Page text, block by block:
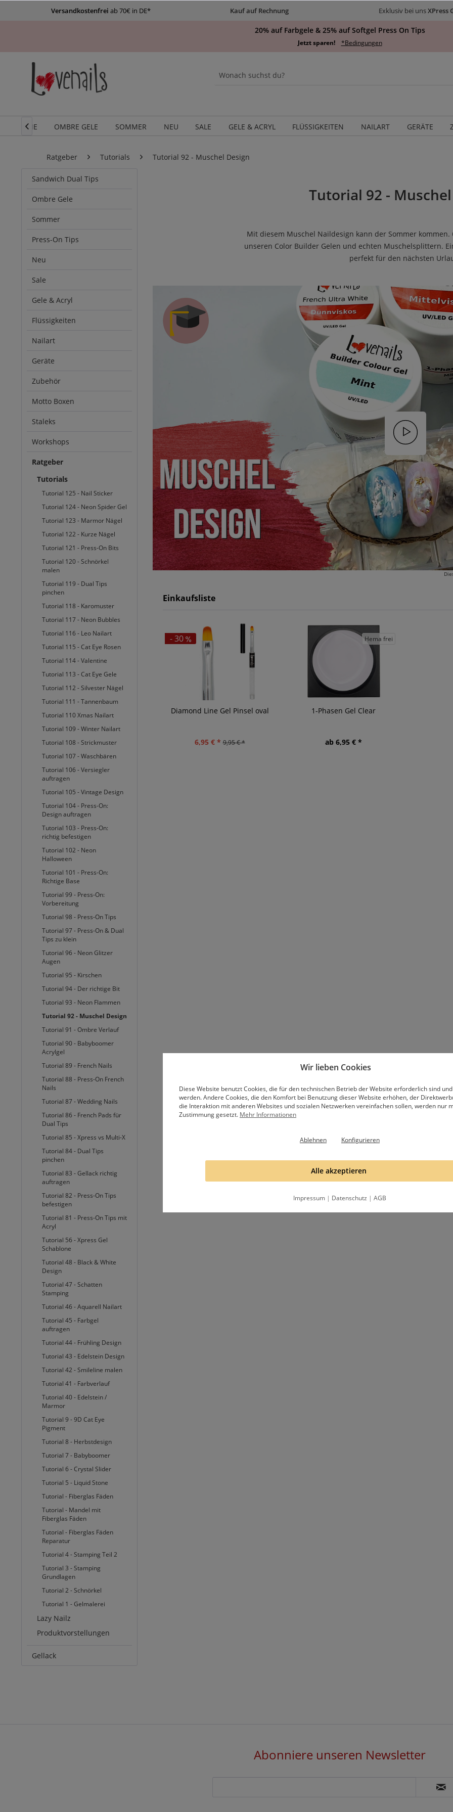
Versandkostenfrei ab 70€ in DE* Kauf auf Rechnung Exklusiv bei unsXPress
20% auf Farbgele & 25% auf Softgel Press On Tips
Jetzt sparen! *Bedingungen
HOME OMBRE GELE SOMMER NEU SALE GELE & ACRYL FLÜSSIGKEITEN NAILART GERÄTE

Ratgeber Tutorials Tutorial 92 - Muschel Design
Sandwich Dual Tips
Ombre Gele
Sommer
Press-On Tips
Neu
Sale
Gele & Acryl
Flüssigkeiten
Nailart
Geräte
Zubehör
Motto Boxen
Staleks
Workshops
Ratgeber
Tutorials
Tutorial 125 - Nail Sticker
Tutorial 124 - Neon Spider Gel
Tutorial 123 - Marmor Nägel
Tutorial 122 - Kurze Nägel
Tutorial 121 - Press-On Bits
Tutorial 120 - Schnörkel
malen
Tutorial 119 - Dual Tips
pinchen
Tutorial 118 - Karomuster
Tutorial 117 - Neon Bubbles
Tutorial 116 - Leo Nailart
Tutorial 115 - Cat Eye Rosen
Tutorial 114 - Valentine
Tutorial 113 - Cat Eye Gele
Tutorial 112 - Silvester Nägel
Tutorial 111 - Tannenbaum
Tutorial 110 Xmas Nailart
Tutorial 109 - Winter Nailart
Tutorial 108 - Strickmuster
Tutorial 107 - Waschbären
Tutorial 106 - Versiegler
auftragen
Tutorial 105 - Vintage Design
Tutorial 104 - Press-On:
Design auftragen
Tutorial 103 - Press-On:
richtig befestigen
Tutorial 102 - Neon
Halloween
Tutorial 101 - Press-On:
Richtige Base
Tutorial 99 - Press-On:
Vorbereitung
Tutorial 98 - Press-On Tips
Tutorial 97 - Press-On & Dual
Tips zu klein
Tutorial 96 - Neon Glitzer
Augen
Tutorial 95 - Kirschen
Tutorial 94 - Der richtige Bit
Tutorial 93 - Neon Flammen
Tutorial 92 - Muschel Design
Tutorial 91 - Ombre Verlauf
Tutorial 90 - Babyboomer
Acrylgel
Tutorial 89 - French Nails
Tutorial 88 - Press-On French
Nails
Tutorial 87 - Wedding Nails
Tutorial 86 - French Pads für
Dual Tips
Tutorial 85 - Xpress vs Multi-X
Tutorial 84 - Dual Tips
pinchen
Tutorial 83 - Gellack richtig
auftragen
Tutorial 82 - Press-On Tips
befestigen
Tutorial 81 - Press-On Tips mit
Acryl
Tutorial 56 - Xpress Gel
Schablone
Tutorial 48 - Black & White
Design
Tutorial 47 - Schatten
Stamping
Tutorial 46 - Aquarell Nailart
Tutorial 45 - Farbgel
auftragen
Tutorial 44 - Frühling Design
Tutorial 43 - Edelstein Design
Tutorial 42 - Smileline malen
Tutorial 41 - Farbverlauf
Tutorial 40 - Edelstein /
Marmor
Tutorial 9 - 9D Cat Eye
Pigment
Tutorial 8 - Herbstdesign
Tutorial 7 - Babyboomer
Tutorial 6 - Crystal Slider
Tutorial 5 - Liquid Stone
Tutorial - Fiberglas Fäden
Tutorial - Mandel mit
Fiberglas Fäden
Tutorial - Fiberglas Fäden
Reparatur
Tutorial 4 - Stamping Teil 2
Tutorial 3 - Stamping
Grundlagen
Tutorial 2 - Schnörkel
Tutorial 1 - Gelmalerei
Lazy Nailz
Produktvorstellungen
Gellack
Tutorial 92 -
Mit diesem Muschel Naildesign kann der Sommer
unseren Color Builder Gelen und echten Muschelsplittern.
perfekt für den nächsten
Einkaufsliste
- 30
Diamond Line Gel Pinsel oval
6,95 € * 9,95 € *
Hema frei
1-Phasen Gel Clear
ab 6,95 € *
Abonniere unseren Newsletter
Wir lieben Cookies
Diese Website benutzt Cookies, die für den technischen Betrieb der Website erforderlich sind
werden. Andere Cookies, die den Komfort bei Benutzung dieser Website erhöhen, der
die Interaktion mit anderen Websites und sozialen Netzwerken vereinfachen sollen, werden nur
Zustimmung gesetzt. Mehr Informationen
Ablehnen Konfigurieren
Alle akzeptieren
Impressum | Datenschutz | AGB